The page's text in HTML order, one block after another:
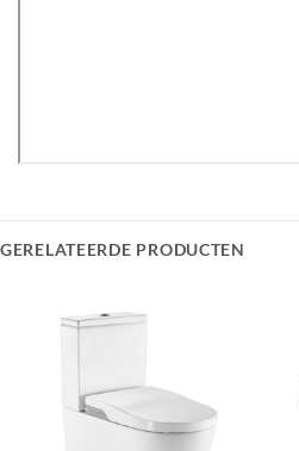
GERELATEERDE PRODUCTEN